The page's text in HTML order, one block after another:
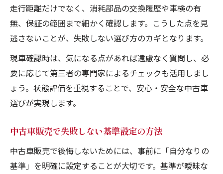
走行距離だけでなく、消耗部品の交換履歴や車検の有
無、保証の範囲まで細かく確認します。こうした点を見
逃さないことが、失敗しない選び方のカギとなります。
現車確認時は、気になる点があれば遠慮なく質問し、必
要に応じて第三者の専門家によるチェックも活用しまし
ょう。状態評価を重視することで、安心・安全な中古車
選びが実現します。
中古車販売で失敗しない基準設定の方法
中古車販売で後悔しないためには、事前に「自分なりの
基準」を明確に設定することが大切です。基準が曖昧な